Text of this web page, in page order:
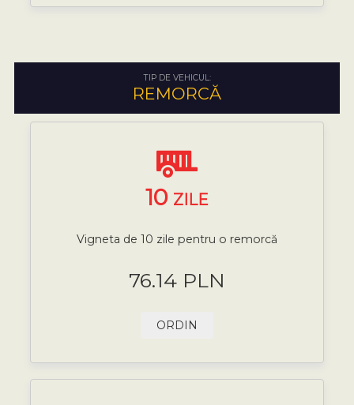
TIP DE VEHICUL:
REMORCĂ
10 ZILE
Vigneta de 10 zile pentru o remorcă
76.14 PLN
ORDIN